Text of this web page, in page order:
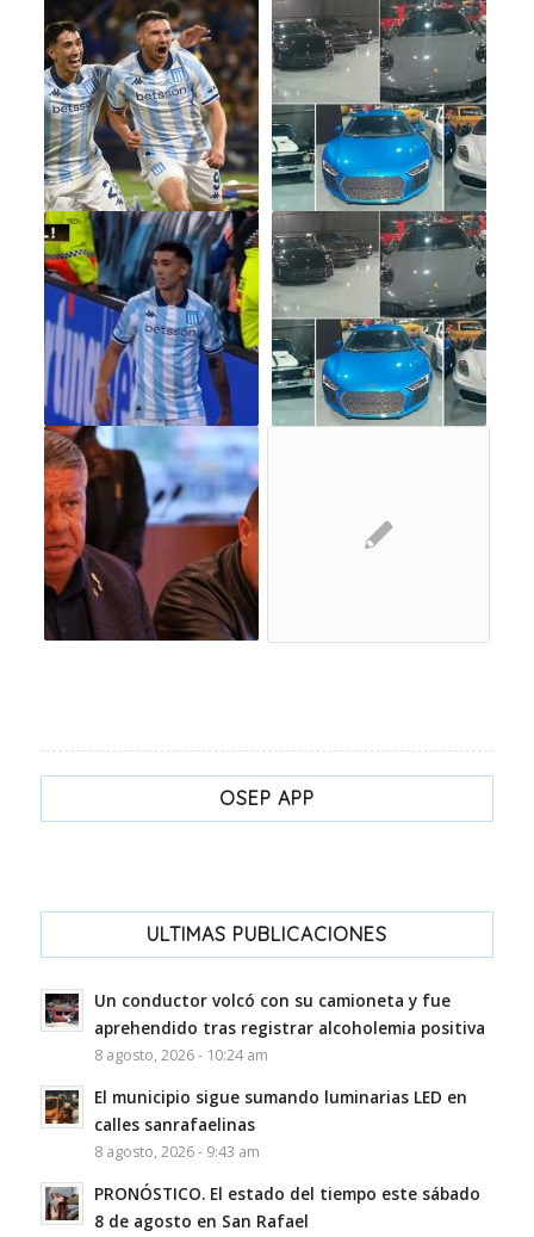
OSEP APP
ULTIMAS PUBLICACIONES
Un conductor volcó con su camioneta y fue
aprehendido tras registrar alcoholemia positiva
8 agosto, 2026 - 10:24 am
El municipio sigue sumando luminarias LED en
calles sanrafaelinas
8 agosto, 2026 - 9:43 am
PRONÓSTICO. El estado del tiempo este sábado
8 de agosto en San Rafael